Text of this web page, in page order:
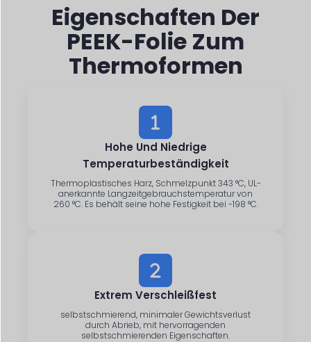
Eigenschaften Der
PEEK-Folie Zum
Thermoformen
Hohe Und Niedrige
Temperaturbeständigkeit
Thermoplastisches Harz, Schmelzpunkt 343 °C, UL-
anerkannte Langzeitgebrauchstemperatur von
260 °C. Es behält seine hohe Festigkeit bei -198 °C.
Extrem Verschleißfest
selbstschmierend, minimaler Gewichtsverlust
durch Abrieb, mit hervorragenden
selbstschmierenden Eigenschaften.